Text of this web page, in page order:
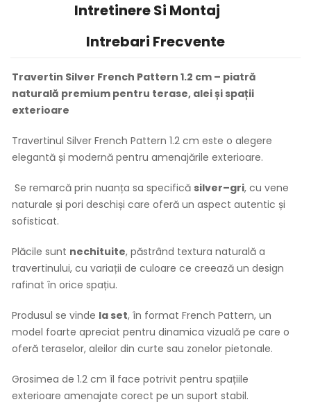
Intretinere Si Montaj
Intrebari Frecvente
Travertin Silver French Pattern 1.2 cm – piatră
naturală premium pentru terase, alei și spații
exterioare
Travertinul Silver French Pattern 1.2 cm este o alegere
elegantă și modernă pentru amenajările exterioare.
Se remarcă prin nuanța sa specifică silver–gri, cu vene
naturale și pori deschiși care oferă un aspect autentic și
sofisticat.
Plăcile sunt nechituite, păstrând textura naturală a
travertinului, cu variații de culoare ce creează un design
rafinat în orice spațiu.
Produsul se vinde la set, în format French Pattern, un
model foarte apreciat pentru dinamica vizuală pe care o
oferă teraselor, aleilor din curte sau zonelor pietonale.
Grosimea de 1.2 cm îl face potrivit pentru spațiile
exterioare amenajate corect pe un suport stabil.